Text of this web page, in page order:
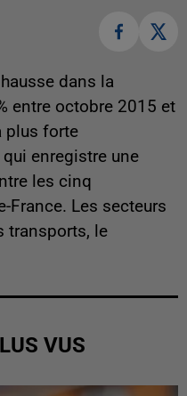
dans la
entre octobre 2015 et
plus forte
enregistre une
les cinq
France. Les secteurs
transports, le
VUS